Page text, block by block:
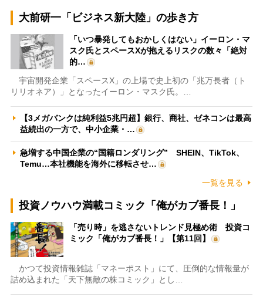
大前研一「ビジネス新大陸」の歩き方
「いつ暴発してもおかしくはない」イーロン・マ
スク氏とスペースXが抱えるリスクの数々「絶対
的…
宇宙開発企業「スペースX」の上場で史上初の「兆万長者（ト
リリオネア）」となったイーロン・マスク氏。…
【3メガバンクは純利益5兆円超】銀行、商社、ゼネコンは最高
益続出の一方で、中小企業・…
急増する中国企業の“国籍ロンダリング” SHEIN、TikTok、
Temu…本社機能を海外に移転させ…
一覧を見る
投資ノウハウ満載コミック「俺がカブ番長！」
「売り時」を逃さないトレンド見極め術 投資コ
ミック「俺がカブ番長！」【第11回】
かつて投資情報雑誌「マネーポスト」にて、圧倒的な情報量が
詰め込まれた「天下無敵の株コミック」とし…